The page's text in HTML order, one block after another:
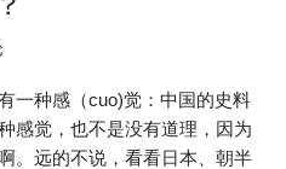
一种感（cuo)觉：中国的史料
感觉，也不是没有道理，因为
。远的不说，看看日本、朝半